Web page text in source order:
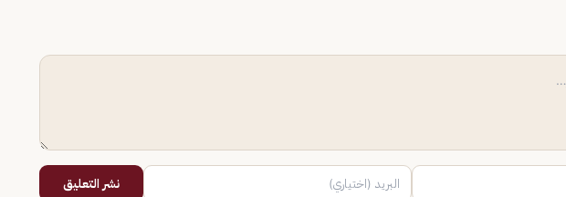
نشر التعليق